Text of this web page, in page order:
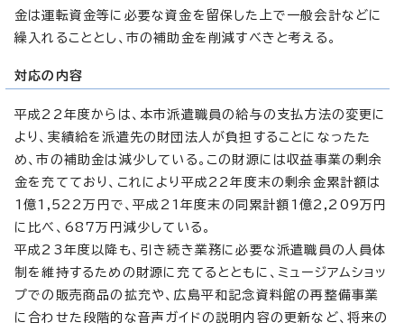
金は運転資金等に必要な資金を留保した上で一般会計などに
繰入れることとし、市の補助金を削減すべきと考える。
対応の内容
平成22年度からは、本市派遣職員の給与の支払方法の変更に
より、実績給を派遣先の財団法人が負担することになったた
め、市の補助金は減少している。この財源には収益事業の剰余
金を充てており、これにより平成22年度末の剰余金累計額は
1億1,522万円で、平成21年度末の同累計額1億2,209万円
に比べ、687万円減少している。
平成23年度以降も、引き続き業務に必要な派遣職員の人員体
制を維持するための財源に充てるとともに、ミュージアムショッ
プでの販売商品の拡充や、広島平和記念資料館の再整備事業
に合わせた段階的な音声ガイドの説明内容の更新など、将来の